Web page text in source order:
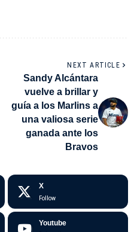
NEXT ARTICLE
Sandy Alcántara
vuelve a brillar y
guía a los Marlins a
una valiosa serie
ganada ante los
Bravos
X
Follow
Youtube